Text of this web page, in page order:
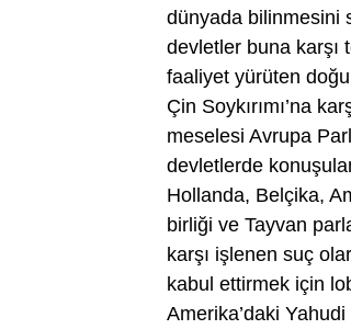
dünyada bilinmesini
devletler buna karşı
faaliyet yürüten
Çin Soykırımı’na
meselesi Avrupa
devletlerde
Hollanda, Belçika,
birliği ve Tayvan
karşı işlenen suç
kabul ettirmek için
Amerika’daki